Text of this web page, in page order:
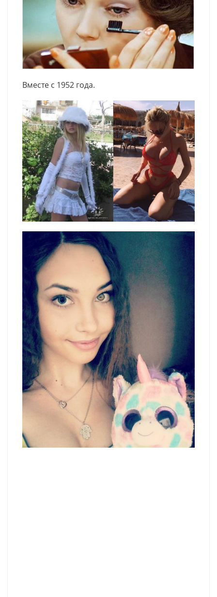
Вместе с 1952 года.